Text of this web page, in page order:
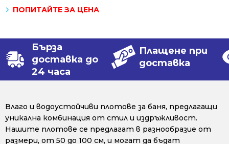
ПОПИТАЙТЕ ЗА ЦЕНА
Бърза
доставка до
24 часа
Плащене при
доставка
Влаго и водоустойчиви плотове за баня, предлагащи
уникална комбинация от стил и издръжливост.
Нашите плотове се предлагат в разнообразие от
размери, от 50 до 100 см, и могат да бъдат